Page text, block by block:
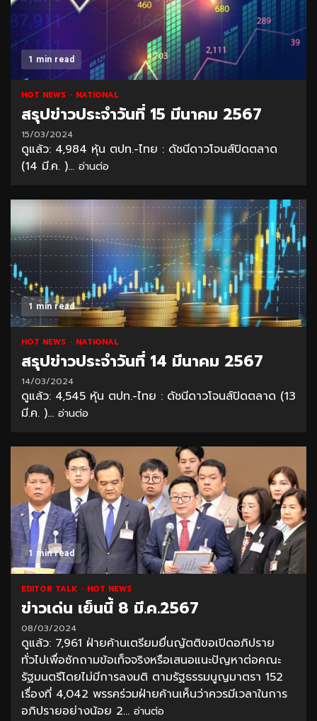
1 min read
HOT NEWS NATIONAL
สรุปข่าวประจำวันที่ 15 มีนาคม 2567
15/03/2024
ดูแล้ว: 4,984 หุ้น ตปท.-ไทย : ดัชนีดาวโจนส์ปิดตลาด
(14 มี.ค. )... อ่านต่อ
1 min read
HOT NEWS NATIONAL
สรุปข่าวประจำวันที่ 14 มีนาคม 2567
14/03/2024
ดูแล้ว: 4,545 หุ้น ตปท.-ไทย : ดัชนีดาวโจนส์ปิดตลาด (13
มี.ค. )... อ่านต่อ
1 min read
EDITOR TALK HOT NEWS
ข่าวเด่น เย็นนี้ 8 มี.ค.2567
08/03/2024
ดูแล้ว: 7,961 ฝ่ายค้านเตรียมยื่นญัตติขอเปิดอภิปราย
ทั่วไปเพื่อซักถามข้อเท็จจริงหรือเสนอแนะปัญหาต่อคณะ
รัฐมนตรีโดยไม่มีการลงมติ ตามรัฐธรรมนูญมาตรา 152
เรื่องที่ 4,042 พรรคร่วมฝ่ายค้านเห็นว่าควรมีเวลาในการ
อภิปรายอย่างน้อย 2... อ่านต่อ